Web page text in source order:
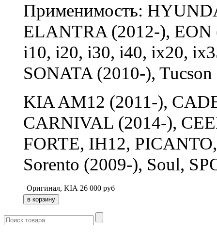
Применимость:
ELANTRA (2012-), EON
i10, i20, i30, i40, ix20,
SONATA (2010-),
KIA AM12 (2011-),
CARNIVAL (2014-),
FORTE, IH12,
Sorento (2009-), Soul,
Оригинал, KIA 26 000 руб